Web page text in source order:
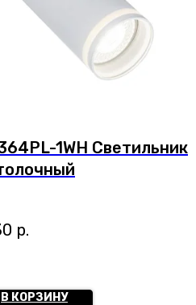
1WH Светильник
р.
В КОРЗИНУ